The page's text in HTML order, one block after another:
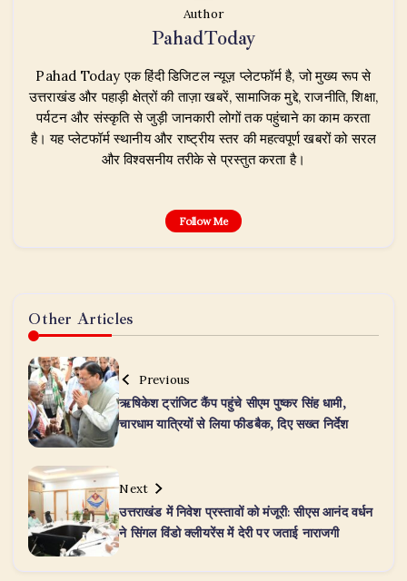
Author
PahadToday
Pahad Today एक हिंदी डिजिटल न्यूज़ प्लेटफॉर्म है, जो मुख्य रूप से
उत्तराखंड और पहाड़ी क्षेत्रों की ताज़ा खबरें, सामाजिक मुद्दे, राजनीति, शिक्षा,
पर्यटन और संस्कृति से जुड़ी जानकारी लोगों तक पहुंचाने का काम करता
है। यह प्लेटफॉर्म स्थानीय और राष्ट्रीय स्तर की महत्वपूर्ण खबरों को सरल
और विश्वसनीय तरीके से प्रस्तुत करता है।
Follow Me
Other Articles
Previous
ऋषिकेश ट्रांजिट कैंप पहुंचे सीएम पुष्कर सिंह धामी,
चारधाम यात्रियों से लिया फीडबैक, दिए सख्त निर्देश
Next
उत्तराखंड में निवेश प्रस्तावों को मंजूरी: सीएस आनंद वर्धन
ने सिंगल विंडो क्लीयरेंस में देरी पर जताई नाराजगी